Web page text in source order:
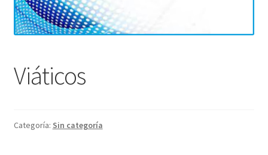
Viáticos
Categoría: Sin categoría